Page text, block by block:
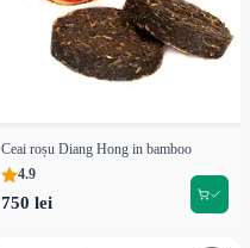
Ceai roșu Diang Hong in bamboo
4.9
750 lei